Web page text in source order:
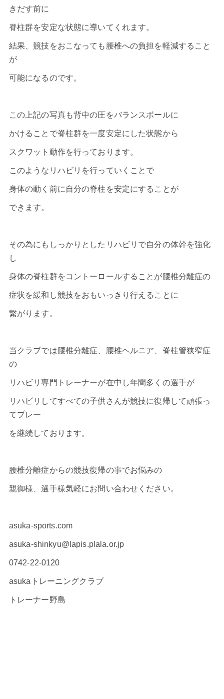
きだす前に
脊柱群を安定な状態に導いてくれます。
結果、競技をおこなっても腰椎への負担を軽減すること
が
可能になるのです。
この上記の写真も背中の圧をバランスボールに
かけることで脊柱群を一度安定にした状態から
スクワット動作を行っております。
このようなリハビリを行っていくことで
身体の動く前に自分の脊柱を安定にすることが
できます。
その為にもしっかりとしたリハビリで自分の体幹を強化
し
身体の脊柱群をコントーロールすることが腰椎分離症の
症状を緩和し競技をおもいっきり行えることに
繋がります。
当クラブでは腰椎分離症、腰椎ヘルニア、脊柱管狭窄症
の
リハビリ専門トレーナーが在中し年間多くの選手が
リハビリしてすべての子供さんが競技に復帰して頑張っ
てプレー
を継続しております。
腰椎分離症からの競技復帰の事でお悩みの
親御様、選手様気軽にお問い合わせください。
asuka-sports.com
asuka-shinkyu@lapis.plala.or.jp
0742-22-0120
asukaトレーニングクラブ
トレーナー野島